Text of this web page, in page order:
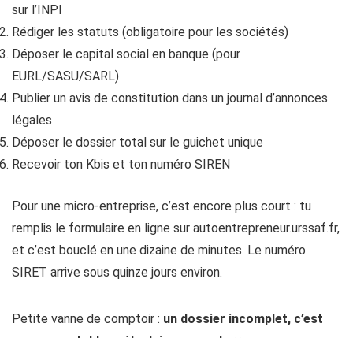
sur l’INPI
Rédiger les statuts (obligatoire pour les sociétés)
Déposer le capital social en banque (pour
EURL/SASU/SARL)
Publier un avis de constitution dans un journal d’annonces
légales
Déposer le dossier total sur le guichet unique
Recevoir ton Kbis et ton numéro SIREN
Pour une micro-entreprise, c’est encore plus court : tu
remplis le formulaire en ligne sur autoentrepreneur.urssaf.fr,
et c’est bouclé en une dizaine de minutes. Le numéro
SIRET arrive sous quinze jours environ.
Petite vanne de comptoir : un dossier incomplet, c’est